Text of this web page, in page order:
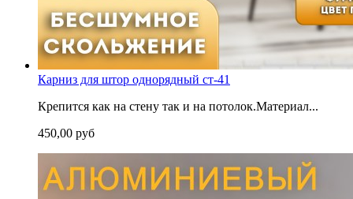
Карниз для штор однорядный ст-41
Крепится как на стену так и на потолок.Материал...
450,00 руб